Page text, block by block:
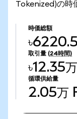
Tokenized)の時
時価総額
取引量 (24時間)
৳12.35万
循環供給量
2.05万